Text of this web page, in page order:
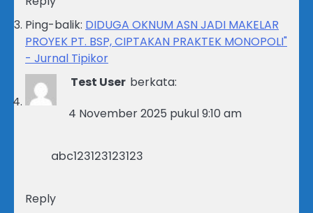
Ping-balik: DIDUGA OKNUM ASN JADI MAKELAR
PROYEK PT. BSP, CIPTAKAN PRAKTEK MONOPOLI"
- Jurnal Tipikor
Test User berkata:
4 November 2025 pukul 9:10 am
abc123123123123
Reply